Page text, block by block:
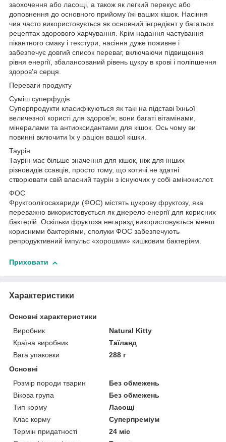
заохочення або ласощі, а також як легкий перекус або
доповнення до основного прийому їжі ваших кішок. Насіння
чиа часто використовується як основний інгредієнт у багатьох
рецептах здорового харчування. Крім надання частування
пікантного смаку і текстури, насіння дуже поживне і
забезпечує довгий список переваг, включаючи підвищення
рівня енергії, збалансований рівень цукру в крові і поліпшення
здоров'я серця.
Переваги продукту
Суміш суперфудів
Суперпродукти класифікуються як такі на підставі їхньої
величезної користі для здоров'я; вони багаті вітамінами,
мінералами та антиоксидантами для кішок. Ось чому ви
повинні включити їх у раціон вашої кішки.
Таурін
Таурін має більше значення для кішок, ніж для інших
різновидів ссавців, просто тому, що котячі не здатні
створювати свій власний таурін з існуючих у собі амінокислот.
ФОС
Фруктоолігосахариди (ФОС) містять цукрову фруктозу, яка
переважно використовується як джерело енергії для корисних
бактерій. Оскільки фруктоза негаразд використовується менш
корисними бактеріями, сполуки ФОС забезпечують
репродуктивний імпульс «хорошим» кишковим бактеріям.
Приховати
Характеристики
Основні характеристики
Виробник
Natural Kitty
Країна виробник
Таїланд
Вага упаковки
288 г
Основні
Розмір породи тварин
Без обмежень
Вікова група
Без обмежень
Тип корму
Ласощі
Клас корму
Суперпреміум
Термін придатності
24 міс